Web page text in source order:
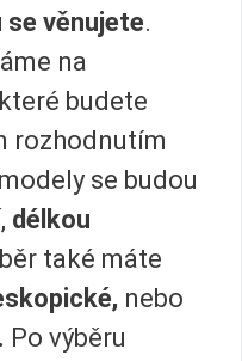
věnujete.
na
budete
rozhodnutím
se budou
, délkou
také máte
nebo
Po výběru